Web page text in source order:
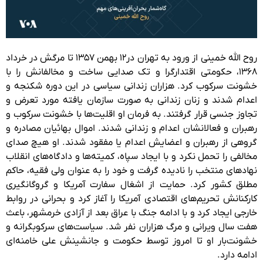
روح الله خمینی از ورود به تهران در۱۲ بهمن ۱۳۵۷ تا مرگش در خرداد
۱۳۶۸، حکومتی اقتدارگرا و تک صدایی ساخت و مخالفانش را با
خشونت سرکوب کرد. هزاران زندانی سیاسی در این دوره شکنجه و
اعدام شدند و زنان زندانی به صورت سازمان یافته مورد تعرض و
تجاوز جنسی قرار گرفتند. به فرمان او اقلیت‌ها با خشونت سرکوب و
رهبران و فعالانشان اعدام و زندانی شدند. اموال بهائیان مصادره و
گروهی از رهبران و اعضایش اعدام یا مفقود شدند. او هیچ صدای
مخالفی را تحمل نکرد و با ایجاد سپاه، کمیته‌ها و دادگاه‌های انقلاب
نهادهای منتخب را نادیده گرفت و خود را به عنوان ولی فقیه، حاکم
مطلق کشور کرد. حمایت از اشغال سفارت آمریکا و گروگانگیری
کارکنانش تحریم‌های اقتصادی آمریکا را آغاز کرد و بحرانی در روابط
خارجی ایجاد کرد و با ادامه جنگ با عراق بعد از آزادی خرمشهر، باعث
هفت سال ویرانی و مرگ هزاران نفر شد. سیاست‌های سرکوبگرانه و
خشونت‌بار او تا امروز توسط حکومت و جانشینش علی خامنه‌ای
ادامه دارد.